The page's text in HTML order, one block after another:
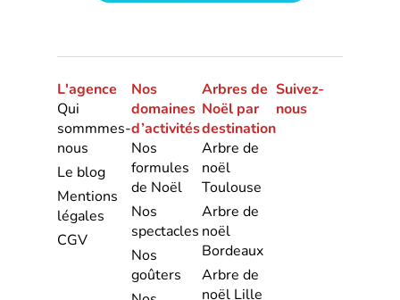
L'agence
Qui
sommmes-
nous
Le blog
Mentions
légales
CGV
Nos
domaines
d’activités
Nos
formules
de Noël
Nos
spectacles
Nos
goûters
Arbres de
Noël par
destination
Arbre de
noël
Toulouse
Arbre de
noël
Bordeaux
Arbre de
noël Lille
Suivez-
nous